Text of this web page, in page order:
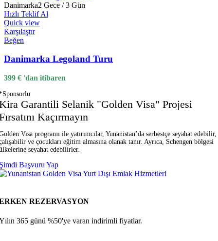
Danimarka2 Gece / 3 Gün
Hızlı Teklif Al
Quick view
Karşılaştır
Beğen
Danimarka Legoland Turu
399 € 'dan itibaren
Garantili Selanik "Golden Visa" Projesi
Kaçırmayın
Visa programı ile yatırımcılar, Yunanistan’da serbestçe seyahat edebilir,
ve çocukları eğitim almasına olanak tanır. Ayrıca, Schengen bölgesi
seyahat edebilirler.
Başvuru Yap
REZERVASYON
365 günü %50'ye varan indirimli fiyatlar.